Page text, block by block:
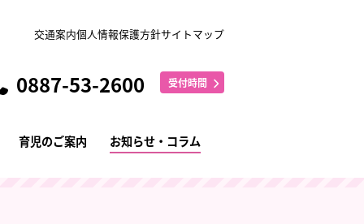
交通案内個人情報保護方針サイトマップ
0887-53-2600 受付時間
育児のご案内 お知らせ・コラム